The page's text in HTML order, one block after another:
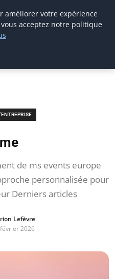
de ms events europe
personnalisée pour
Derniers articles
Lefèvre
2026
améliorer votre expérience
acceptez notre politique